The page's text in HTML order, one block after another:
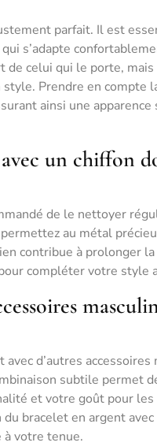
parfait. Il est
s’adapte
de celui qui le porte,
Prendre en compte
ainsi une apparence
un chiffon
de le nettoyer
au métal
contribue à prolonger
compléter votre style
d’autres
subtile permet
et votre goût pour
bracelet en argent avec
à votre tenue.